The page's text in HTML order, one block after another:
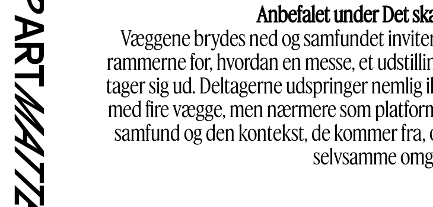
Anbefalet under Det
Væggene brydes ned og samfundet
rammerne for, hvordan en messe, et
tager sig ud. Deltagerne udspringer nemlig
med fire vægge, men nærmere som
samfund og den kontekst, de kommer
selvsamme